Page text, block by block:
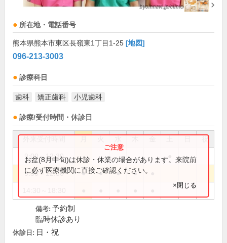
所在地・電話番号
熊本県熊本市東区長嶺東1丁目1-25 [地図]
096-213-3003
診療科目
歯科 矯正歯科 小児歯科
診療/受付時間・休診日
祝
9:00～12:30
9:30～12:30 ● ● ● ●
お盆(8月中旬)は休診・休業の場合があります。来院前
に必ず医療機関に直接ご確認ください。
×閉じる
備考: 予約制
臨時休診あり
休診日: 日・祝